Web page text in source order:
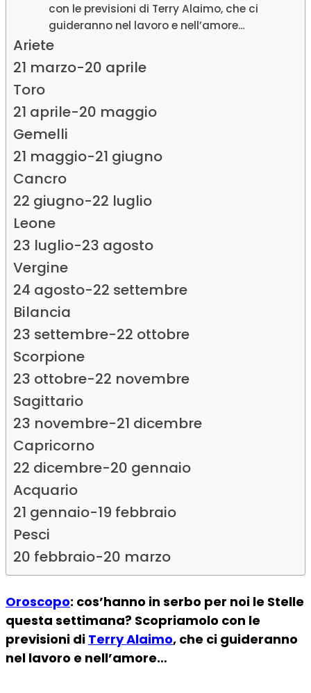
con le previsioni di Terry Alaimo, che ci
guideranno nel lavoro e nell’amore…
Ariete
21 marzo-20 aprile
Toro
21 aprile-20 maggio
Gemelli
21 maggio-21 giugno
Cancro
22 giugno-22 luglio
Leone
23 luglio-23 agosto
Vergine
24 agosto-22 settembre
Bilancia
23 settembre-22 ottobre
Scorpione
23 ottobre-22 novembre
Sagittario
23 novembre-21 dicembre
Capricorno
22 dicembre-20 gennaio
Acquario
21 gennaio-19 febbraio
Pesci
20 febbraio-20 marzo
Oroscopo: cos’hanno in serbo per noi le Stelle
questa settimana? Scopriamolo con le
previsioni di Terry Alaimo, che ci guideranno
nel lavoro e nell’amore…